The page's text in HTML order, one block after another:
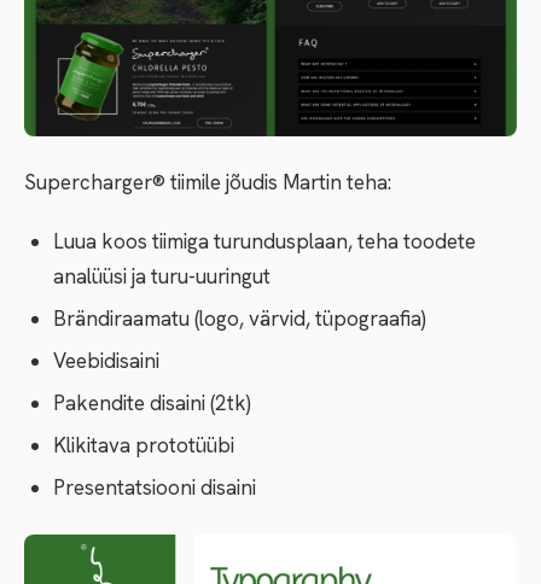
Supercharger® tiimile jõudis Martin teha:
Luua koos tiimiga turundusplaan, teha toodete
analüüsi ja turu-uuringut
Brändiraamatu (logo, värvid, tüpograafia)
Veebidisaini
Pakendite disaini (2tk)
Klikitava prototüübi
Presentatsiooni disaini